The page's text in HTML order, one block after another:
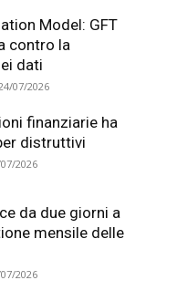
Model: GFT
contro la
dati
07/2026
finanziarie ha
distruttivi
2026
da due giorni a
mensile delle
2026